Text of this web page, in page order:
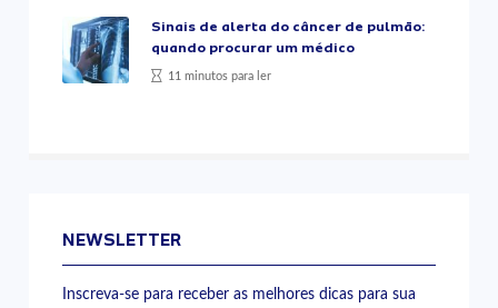
Sinais de alerta do câncer de pulmão:
quando procurar um médico
11 minutos para ler
NEWSLETTER
Inscreva-se para receber as melhores dicas para sua